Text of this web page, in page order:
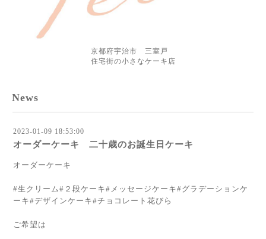
京都府宇治市 三室戸
住宅街の小さなケーキ店
News
2023-01-09 18:53:00
オーダーケーキ 二十歳のお誕生日ケーキ
オーダーケーキ
#生クリーム#２段ケーキ#メッセージケーキ#グラデーションケ
ーキ#デザインケーキ#チョコレート花びら
ご希望は